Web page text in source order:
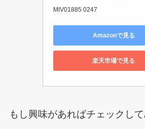
MIV01885 0247
Amazonで見る
楽天市場で見る
もし興味があればチェックし